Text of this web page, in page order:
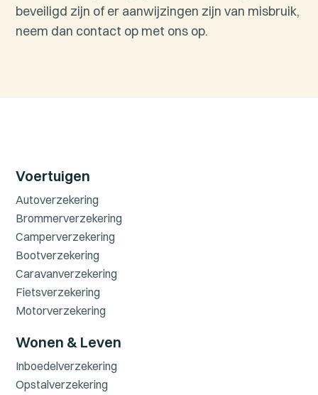
beveiligd zijn of er aanwijzingen zijn van misbruik,
neem dan contact op met ons op.
Voertuigen
Autoverzekering
Brommerverzekering
Camperverzekering
Bootverzekering
Caravanverzekering
Fietsverzekering
Motorverzekering
Wonen & Leven
Inboedelverzekering
Opstalverzekering